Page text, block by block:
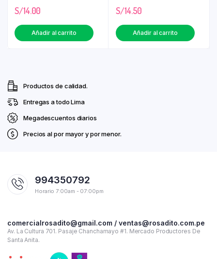
S/14.00
Añadir al carrito
S/14.50
Añadir al carrito
Productos de calidad.
Entregas a todo Lima
Megadescuentos diarios
Precios al por mayor y por menor.
994350792
Horario 7:00am - 07:00pm
comercialrosadito@gmail.com / ventas@rosadito.com.pe
Av. La Cultura 701. Pasaje Chanchamayo #1. Mercado Productores De
Santa Anita.